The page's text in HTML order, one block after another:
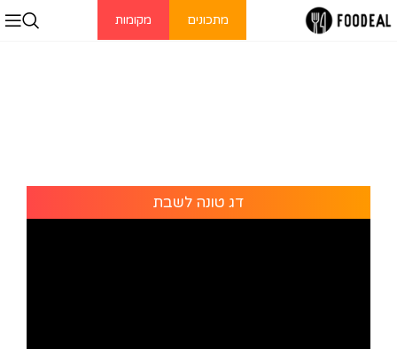
מתכונים מקומות
דג טונה לשבת